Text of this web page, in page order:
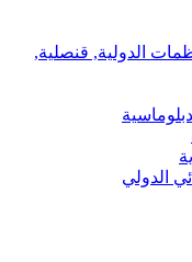
الدولية, قنصلية,
الدولي